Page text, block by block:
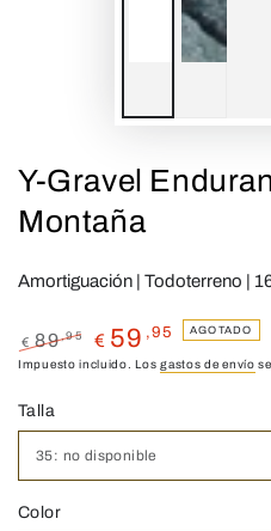
Y-Gravel
Montaña
Amortiguación | Todoterreno |
Precio
€ 89,95
Precio
€ 59 ,95 AGOTADO
Impuesto incluido. Losgastos de envío
Talla
Color